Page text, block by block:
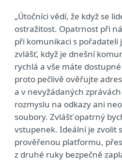
„Útočníci vědí, že když se
ostražitost. Opatrnost při
při komunikaci s pořadateli
zvlášť, když je dnešní
rychlá a vše máte
proto pečlivě ověřujte
a v nevyžádaných
rozmyslu na odkazy ani
soubory. Zvlášť opatrný
vstupenek. Ideální je zvolit
prověřenou platformu,
z druhé ruky bezpečně